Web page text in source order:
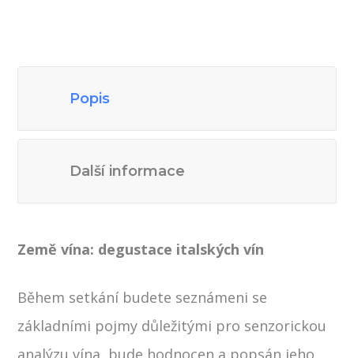
Popis
Další informace
Země vína: degustace italských vín
Během setkání budete seznámeni se
základními pojmy důležitými pro senzorickou
analýzu vína, bude hodnocen a popsán jeho